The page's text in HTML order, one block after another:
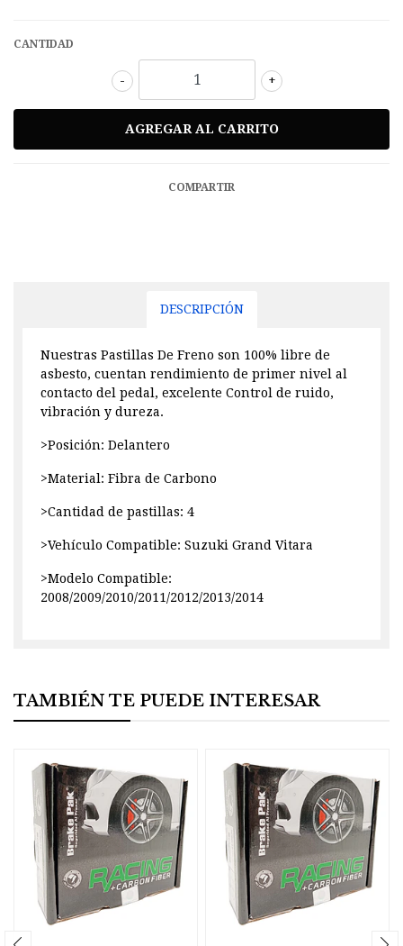
CANTIDAD
+
-
COMPARTIR
DESCRIPCIÓN
Nuestras Pastillas De Freno son 100% libre de
asbesto, cuentan rendimiento de primer nivel al
contacto del pedal, excelente Control de ruido,
vibración y dureza.
>Posición: Delantero
>Material: Fibra de Carbono
>Cantidad de pastillas: 4
>Vehículo Compatible: Suzuki Grand Vitara
>Modelo Compatible:
2008/2009/2010/2011/2012/2013/2014
TAMBIÉN TE PUEDE INTERESAR